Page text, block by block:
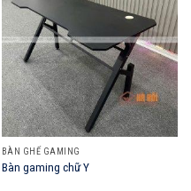
BÀN GHẾ GAMING
Bàn gaming chữ Y